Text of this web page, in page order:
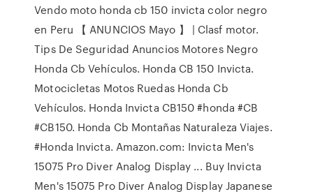
Vendo moto honda cb 150 invicta color negro
en Peru 【 ANUNCIOS Mayo 】 | Clasf motor.
Tips De Seguridad Anuncios Motores Negro
Honda Cb Vehículos. Honda CB 150 Invicta.
Motocicletas Motos Ruedas Honda Cb
Vehículos. Honda Invicta CB150 #honda #CB
#CB150. Honda Cb Montañas Naturaleza Viajes.
#Honda Invicta. Amazon.com: Invicta Men's
15075 Pro Diver Analog Display ... Buy Invicta
Men's 15075 Pro Diver Analog Display Japanese